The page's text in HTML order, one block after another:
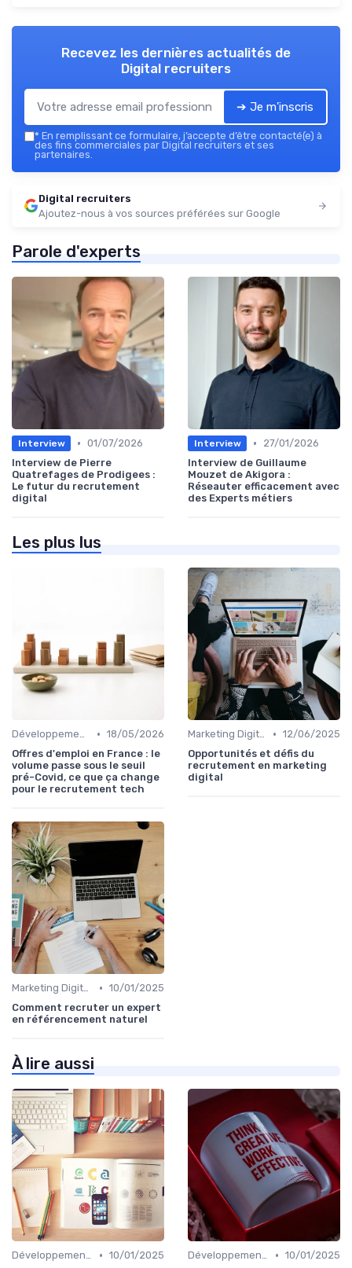
Recevez les dernières actualités de
Digital recruiters
➔ Je m'inscris
* En remplissant ce formulaire, j’accepte d’être contacté(e) à
des fins commerciales par Digital recruiters et ses
partenaires.
Digital recruiters
Ajoutez-nous à vos sources préférées sur Google
Parole d'experts
Interview • 01/07/2026
Interview de Pierre
Quatrefages de Prodigees :
Le futur du recrutement
digital
Interview •
27/01/2026
Interview de Guillaume
Mouzet de Akigora :
Réseauter efficacement avec
des Experts métiers
Les plus lus
Développement Web et Mobile • 18/05/2026
Offres d'emploi en France : le
volume passe sous le seuil
pré-Covid, ce que ça change
pour le recrutement tech
Marketing Digital et SEO • 12/06/2025
Opportunités et défis du
recrutement en marketing
digital
Marketing Digital et SEO • 10/01/2025
Comment recruter un expert
en référencement naturel
À lire aussi
Développement Web et Mobile • 10/01/2025
Développement Web et Mobile • 10/01/2025